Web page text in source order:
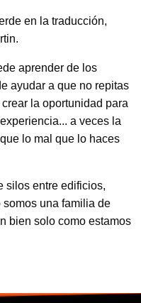
en la traducción,
aprender de los
ayudar a que no repitas
la oportunidad para
a veces la
lo mal que lo haces
silos entre edificios,
una familia de
bien solo como estamos